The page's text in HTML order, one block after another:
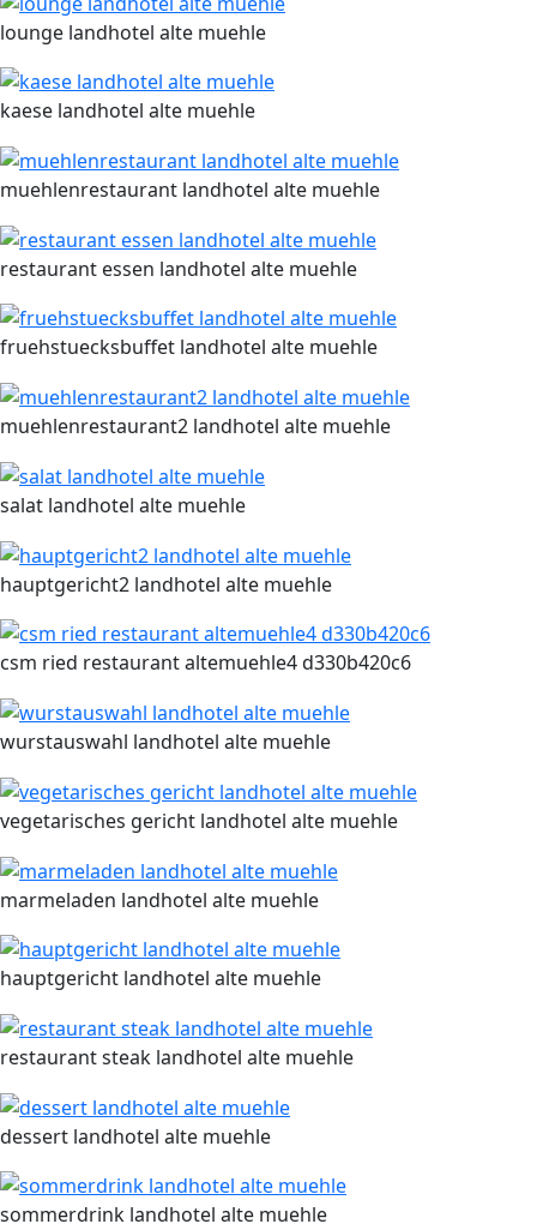
lounge landhotel alte muehle
kaese landhotel alte muehle
muehlenrestaurant landhotel alte muehle
restaurant essen landhotel alte muehle
fruehstuecksbuffet landhotel alte muehle
muehlenrestaurant2 landhotel alte muehle
salat landhotel alte muehle
hauptgericht2 landhotel alte muehle
csm ried restaurant altemuehle4 d330b420c6
wurstauswahl landhotel alte muehle
vegetarisches gericht landhotel alte muehle
marmeladen landhotel alte muehle
hauptgericht landhotel alte muehle
restaurant steak landhotel alte muehle
dessert landhotel alte muehle
sommerdrink landhotel alte muehle